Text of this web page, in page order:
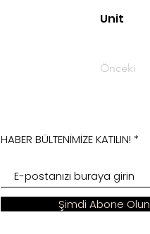
Unit
Önceki
HABER BÜLTENİMİZE KATILIN!
Şimdi Abone Olun